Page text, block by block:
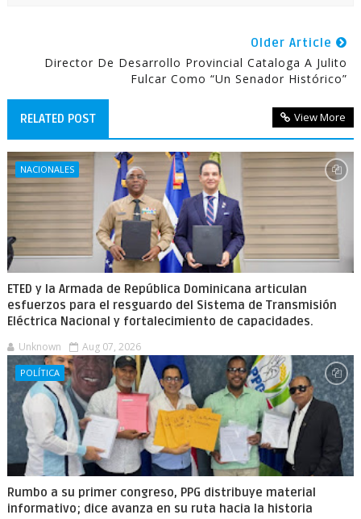
Older Article
Director De Desarrollo Provincial Cataloga A Julito
Fulcar Como “un Senador Histórico”
RELATED POST View More
NACIONALES
ETED y la Armada de República Dominicana articulan
esfuerzos para el resguardo del Sistema de Transmisión
Eléctrica Nacional y fortalecimiento de capacidades.
Unknown Aug 07, 2026
POLÍTICA
Rumbo a su primer congreso, PPG distribuye material
informativo; dice avanza en su ruta hacia la historia